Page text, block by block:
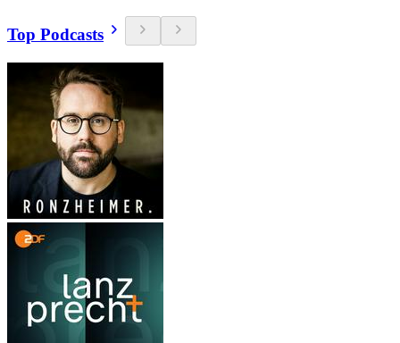
Top Podcasts